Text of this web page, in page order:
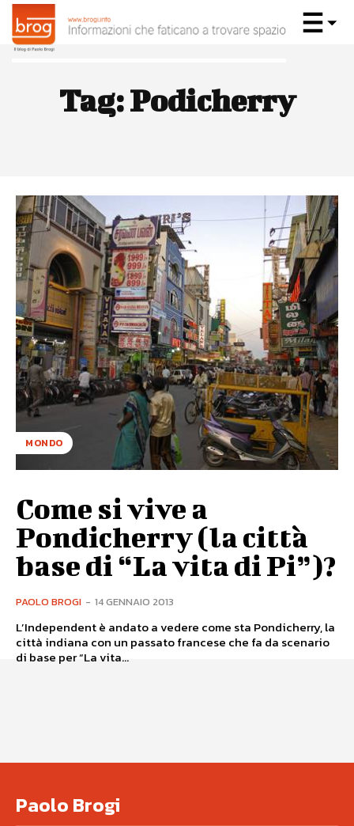
Tag:Podicherry
MONDO
Come si vive a
Pondicherry (la città
base di “La vita di Pi”)?
PAOLO BROGI - 14 GENNAIO 2013
L’Independent è andato a vedere come sta Pondicherry, la
città indiana con un passato francese che fa da scenario
di base per “La vita...
Paolo Brogi